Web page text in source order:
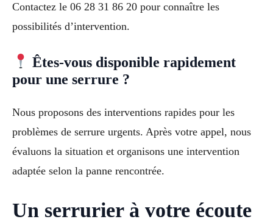
Contactez le 06 28 31 86 20 pour connaître les
possibilités d’intervention.
Êtes-vous disponible rapidement
pour une serrure ?
Nous proposons des interventions rapides pour les
problèmes de serrure urgents. Après votre appel, nous
évaluons la situation et organisons une intervention
adaptée selon la panne rencontrée.
Un serrurier à votre écoute